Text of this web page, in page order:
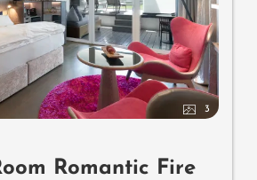
3
Romantic Fire